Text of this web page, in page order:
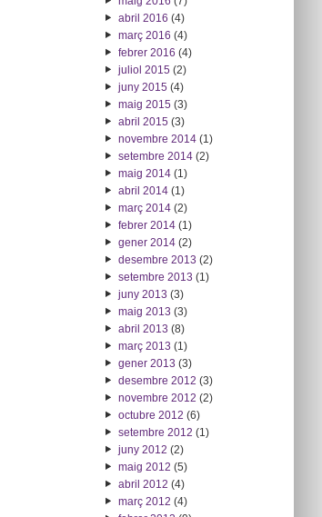
abril 2016 (4)
març 2016 (4)
febrer 2016 (4)
juliol 2015 (2)
juny 2015 (4)
maig 2015 (3)
abril 2015 (3)
novembre 2014(1)
setembre 2014(2)
maig 2014(1)
abril 2014(1)
març 2014(2)
febrer 2014(1)
gener 2014(2)
desembre 2013 (2)
setembre 2013 (1)
juny 2013 (3)
maig 2013 (3)
abril 2013 (8)
març 2013 (1)
gener 2013 (3)
desembre 2012 (3)
novembre 2012 (2)
octubre 2012 (6)
setembre 2012 (1)
juny 2012 (2)
maig 2012 (5)
abril 2012 (4)
març 2012 (4)